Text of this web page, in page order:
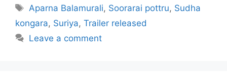
Tags
Aparna Balamurali, Soorarai pottru, Sudha
kongara, Suriya, Trailer released
Leave a comment